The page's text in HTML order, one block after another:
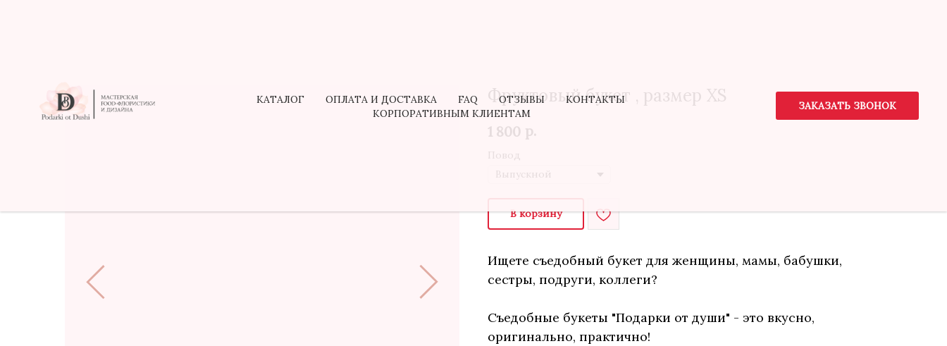
КАТАЛОГ ОПЛАТА И ДОСТАВКА FAQ ОТЗЫВЫ
КОНТАКТЫ
КОРПОРАТИВНЫМ КЛИЕНТАМ
ЗАКАЗАТЬ ЗВОНОК
Фруктовый букет , размер XS
1 800 р.
Повод
В корзину
Ищете съедобный букет для женщины, мамы, бабушки,
сестры, подруги, коллеги?
Съедобные букеты "Подарки от души" - это вкусно,
оригинально, практично!